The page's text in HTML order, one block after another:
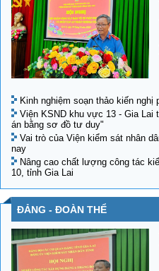
Kinh nghiệm soạn thảo kiến
Viện KSND khu vực 13 - Gia Lai
án bằng sơ đồ tư duy"
Vai trò của Viện kiểm sát nhân
nay
Nâng cao chất lượng công tác
10, tỉnh Gia Lai
ĐẢNG - ĐOÀN THỂ